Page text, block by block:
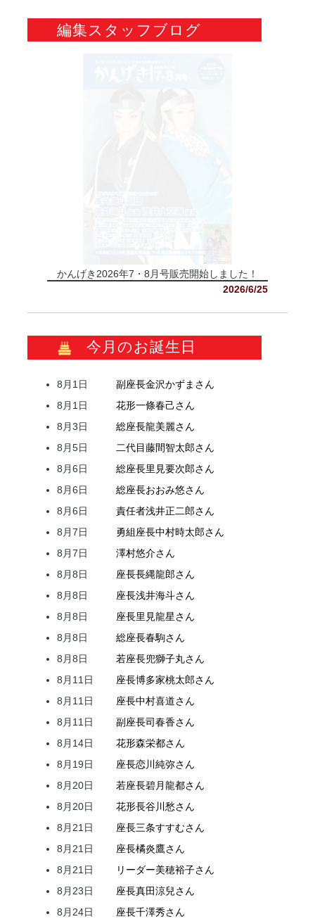
編集スタッフブログ
かんげき2026年7・8月号販売開始しました！
2026/6/25
今月のお誕生日
8月1日 副座長金沢かずま さん
8月1日
花形一條春己さん
8月3日
総座長龍美麗さん
8月5日
二代目藤間智太郎さん
8月6日
総座長里見要次郎さん
8月6日
総座長おおみ悠さん
8月6日
責任者浅井正二郎さん
8月7日
勇組座長中村時太郎さん
8月7日
澤村悠介さん
8月8日
座長長縄龍郎さん
8月8日
座長浅井海斗さん
8月8日
座長里見龍星さん
8月8日
総座長春駒さん
8月8日
若座長兜獅子丸さん
8月11日
座長博多家桃太郎さん
8月11日
座長中村喜道さん
8月11日
副座長司春香さん
8月14日
花形森栄都さん
8月19日
座長恋川純弥さん
8月20日
若座長碧月龍都さん
8月20日
花形長谷川愁さん
8月21日
座長三条すすむさん
8月21日
座長橘炎鷹さん
8月21日
リーダー美穂裕子さん
8月23日
座長真田涼兒さん
8月24日
座長千澤秀さん